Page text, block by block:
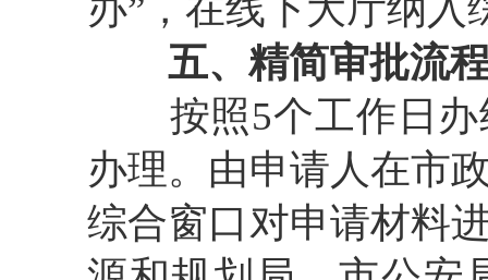
办”，在线下大厅纳入
五、精简审批流
按照5个工作日
办理。由申请人在市
综合窗口对申请材料